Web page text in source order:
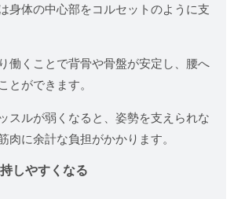
身体の中心部をコルセットのように支
働くことで背骨や骨盤が安定し、腰へ
とができます。
スルが弱くなると、姿勢を支えられな
肉に余計な負担がかかります。
しやすくなる